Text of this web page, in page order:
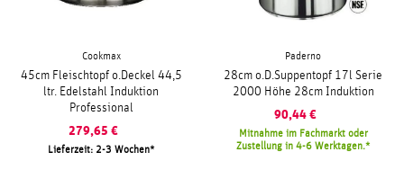
Cookmax
45cm Fleischtopf o.Deckel 44,5
ltr. Edelstahl Induktion
Professional
279,65 €
Lieferzeit: 2-3 Wochen
Paderno
28cm o.D.Suppentopf 17l Serie
2000 Höhe 28cm Induktion
90,44 €
Mitnahme im Fachmarkt oder
Zustellung in 4-6 Werktagen.